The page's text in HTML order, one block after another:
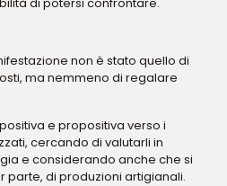
non è stato quello di
ma nemmeno di regalare
e propositiva verso i
cercando di valutarli in
e considerando anche che si
parte, di produzioni artigianali.